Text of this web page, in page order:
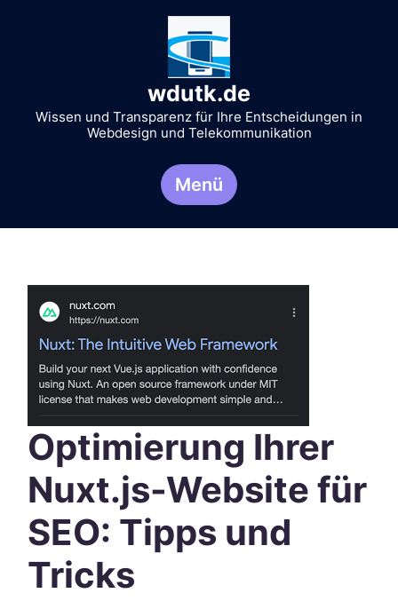
wdutk.de
Wissen und Transparenz für Ihre Entscheidungen in
Webdesign und Telekommunikation
Menü
Optimierung Ihrer
Nuxt.js-Website für
SEO: Tipps und
Tricks